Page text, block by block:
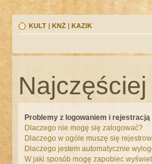
KULT | KNŻ | KAZIK
Problemy z logowaniem i rejestracją
Dlaczego nie mogę się zalogować?
Dlaczego w ogóle muszę się
Dlaczego jestem automatycznie
W jaki sposób mogę zapobiec